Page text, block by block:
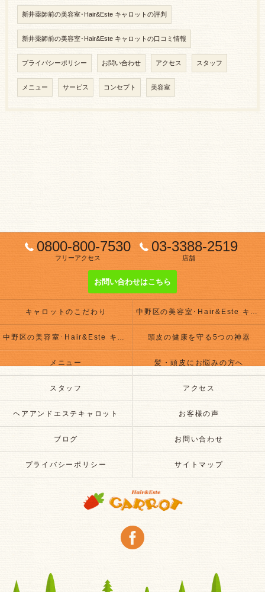
新井薬師前の美容室･Hair&Este キャロットの評判
新井薬師前の美容室･Hair&Este キャロットの口コミ情報
プライバシーポリシー お問い合わせ アクセス スタッフ
メニュー サービス コンセプト 美容室
0800-800-7530
フリーアクセス
03-3388-2519
店舗
お問い合わせはこちら
キャロットのこだわり 中野区の美容室･Hair&Este キャロットの評判
中野区の美容室･Hair&Este キャロットのお客様の声 頭皮の健康を守る5つの神器
メニュー 髪・頭皮にお悩みの方へ
スタッフ アクセス
ヘアアンドエステキャロット お客様の声
ブログ お問い合わせ
プライバシーポリシー サイトマップ